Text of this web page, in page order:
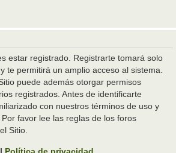
estar registrado. Registrarte tomará solo
te permitirá un amplio acceso al sistema.
puede además otorgar permisos
registrados. Antes de identificarte
con nuestros términos de uso y
favor lee las reglas de los foros
Sitio.
| Política de privacidad